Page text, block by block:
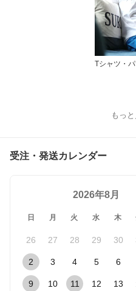
Tシャツ・
もっ
受注・発送カレンダー
2026年8月
日 月 火 水 木
26 27 28 29 30
2 3 4 5 6
9 10 11 12 13